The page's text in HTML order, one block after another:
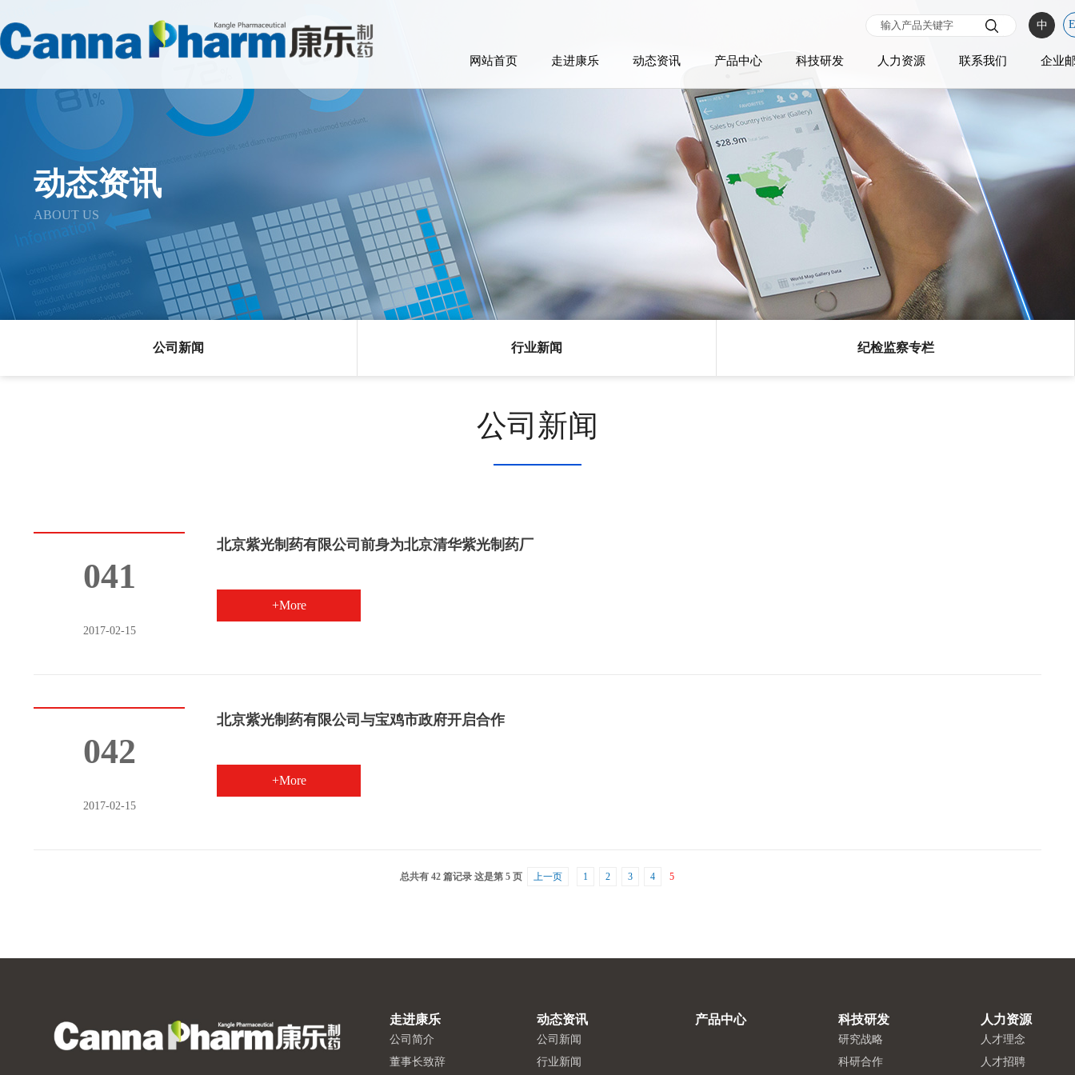
中
网站首页 走进康乐 动态资讯 产品中心 科技研发 人力资源 联系我们 企业
动态资讯
ABOUT US
公司新闻 行业新闻 纪检监察专栏
公司新闻
041
2017-02-15
北京紫光制药有限公司前身为北京清华紫光制药厂
+More
042
2017-02-15
北京紫光制药有限公司与宝鸡市政府开启合作
+More
总共有 42 篇记录 这是第 5 页 上一页 1 2 3 4 5
走进康乐
公司简介
董事长致辞
动态资讯
公司新闻
行业新闻
产品中心 科技研发
研究战略
科研合作
人力资源
人才理念
人才招聘